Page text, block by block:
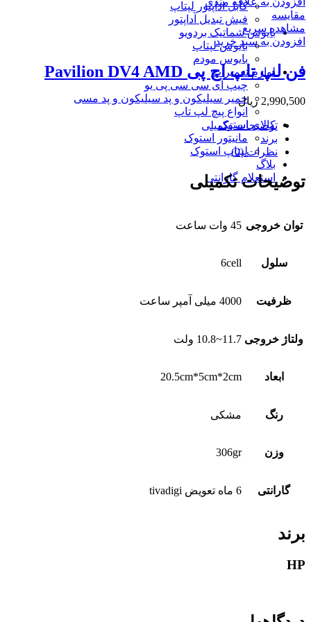
کابل اداپتور لپتاپ
فیش تبدیل آداپتور
بایوس شماتیک بردویو
بایوس لپتاپ
بایوس مودم
لوازم تعمیرات
چیپ آی سی سی پی یو
خمیر سیلیکون و پد سیلیکون و پد مسی
انواع پیچ لپ تاپ
کالای استوک
مانیتور استوک
لپتاپ استوک
بلاگ
استعلام گارانتی
مقایسه
مشاهده سریع
افزودن به سبد خرید
فن لپ تاپ اچ پی Pavilion DV4 AMD
2,990,500 ریال
توضیحات تکمیلی
برند
نظرات (0)
توضیحات تکمیلی
توان خروجی 45 وات ساعت
سلول 6cell
ظرفیت 4000 میلی آمپر ساعت
ولتاژ خروجی 11.7~10.8 ولت
ابعاد 20.5cm*5cm*2cm
رنگ مشکی
وزن 306gr
گارانتی 6 ماه تعویض tivadigi
برند
HP